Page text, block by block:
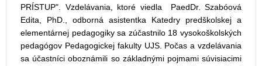
PRÍSTUP". Vzdelávania, ktoré viedla PaedDr. Szabóová
Edita, PhD., odborná asistentka Katedry predškolskej a
elementárnej pedagogiky sa zúčastnilo 18 vysokoškolských
pedagógov Pedagogickej fakulty UJS. Počas a vzdelávania
sa účastníci oboznámili so základnými pojmami súvisiacimi